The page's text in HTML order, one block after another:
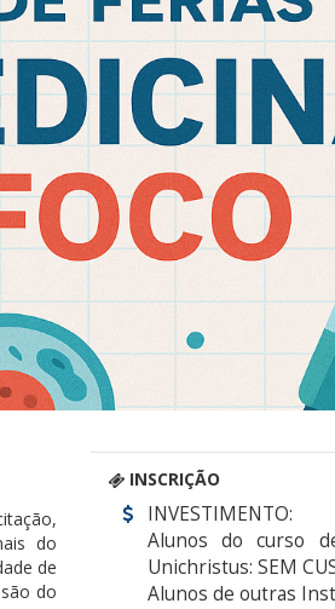
INSCRIÇÃO
INVESTIMENTO:
Alunos do curso
Unichristus: SEM
Alunos de outras
do
de
do